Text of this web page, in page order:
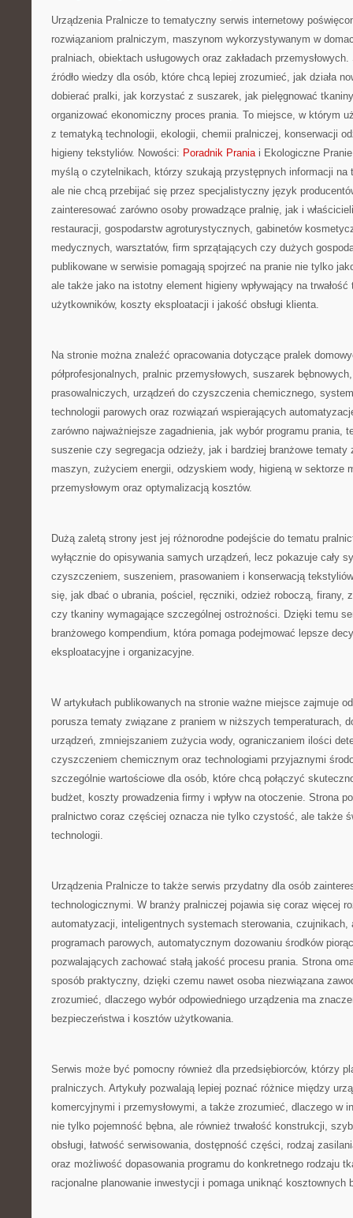
Urządzenia Pralnicze to tematyczny serwis internetowy
rozwiązaniom pralniczym, maszynom wykorzystywanym w
pralniach, obiektach usługowych oraz zakładach
źródło wiedzy dla osób, które chcą lepiej zrozumieć, jak działa
dobierać pralki, jak korzystać z suszarek, jak pielęgnować
organizować ekonomiczny proces prania. To miejsce, w którym
z tematyką technologii, ekologii, chemii pralniczej, konserwacji
higieny tekstyliów. Nowości: Poradnik Praniai Ekologiczne
myślą o czytelnikach, którzy szukają przystępnych informacji na
ale nie chcą przebijać się przez specjalistyczny język
zainteresować zarówno osoby prowadzące pralnię, jak i
restauracji, gospodarstw agroturystycznych, gabinetów
medycznych, warsztatów, firm sprzątających czy dużych
publikowane w serwisie pomagają spojrzeć na pranie nie tylko
ale także jako na istotny element higieny wpływający na
użytkowników, koszty eksploatacji i jakość obsługi klienta.
Na stronie można znaleźć opracowania dotyczące pralek
półprofesjonalnych, pralnic przemysłowych, suszarek
prasowalniczych, urządzeń do czyszczenia chemicznego,
technologii parowych oraz rozwiązań wspierających
zarówno najważniejsze zagadnienia, jak wybór programu prania,
suszenie czy segregacja odzieży, jak i bardziej branżowe tematy
maszyn, zużyciem energii, odzyskiem wody, higieną w sektorze
przemysłowym oraz optymalizacją kosztów.
Dużą zaletą strony jest jej różnorodne podejście do tematu
wyłącznie do opisywania samych urządzeń, lecz pokazuje cały
czyszczeniem, suszeniem, prasowaniem i konserwacją
się, jak dbać o ubrania, pościel, ręczniki, odzież roboczą, firany,
czy tkaniny wymagające szczególnej ostrożności. Dzięki temu
branżowego kompendium, która pomaga podejmować lepsze
eksploatacyjne i organizacyjne.
W artykułach publikowanych na stronie ważne miejsce zajmuje
porusza tematy związane z praniem w niższych temperaturach,
urządzeń, zmniejszaniem zużycia wody, ograniczaniem ilości
czyszczeniem chemicznym oraz technologiami przyjaznymi
szczególnie wartościowe dla osób, które chcą połączyć
budżet, koszty prowadzenia firmy i wpływ na otoczenie. Strona
pralnictwo coraz częściej oznacza nie tylko czystość, ale także
technologii.
Urządzenia Pralnicze to także serwis przydatny dla osób
technologicznymi. W branży pralniczej pojawia się coraz więcej
automatyzacji, inteligentnych systemach sterowania, czujnikach,
programach parowych, automatycznym dozowaniu środków
pozwalających zachować stałą jakość procesu prania. Strona
sposób praktyczny, dzięki czemu nawet osoba niezwiązana
zrozumieć, dlaczego wybór odpowiedniego urządzenia ma
bezpieczeństwa i kosztów użytkowania.
Serwis może być pomocny również dla przedsiębiorców, którzy
pralniczych. Artykuły pozwalają lepiej poznać różnice między
komercyjnymi i przemysłowymi, a także zrozumieć, dlaczego w
nie tylko pojemność bębna, ale również trwałość konstrukcji,
obsługi, łatwość serwisowania, dostępność części, rodzaj
oraz możliwość dopasowania programu do konkretnego rodzaju
racjonalne planowanie inwestycji i pomaga uniknąć kosztownych